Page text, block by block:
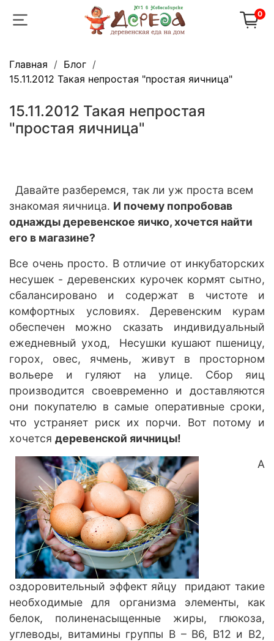
0
Главная
Блог
15.11.2012 Такая непростая "простая яичница"
15.11.2012 Такая непростая
"простая яичница"
Давайте разберемся, так ли уж проста всем
знакомая яичница. И почему попробовав
однажды деревенское яичко, хочется найти
его в магазине?
Все очень просто. В отличие от инкубаторских
несушек - деревенских курочек кормят сытно,
сбалансировано и содержат в чистоте и
комфортных условиях. Деревенским курам
обеспечен можно сказать индивидуальный
ежедневный уход, Несушки кушают пшеницу,
горох, овес, ячмень, живут в просторном
вольере и гуляют на улице. Сбор яиц
производится своевременно и доставляются
они покупателю в самые оперативные сроки,
что устраняет риск их порчи. Вот потому и
хочется деревенской яичницы!
А
оздоровительный эффект яйцу придают такие
необходимые для организма элементы, как
белок, полиненасыщенные жиры, глюкоза,
углеводы, витамины группы В – В6, В12 и В2,